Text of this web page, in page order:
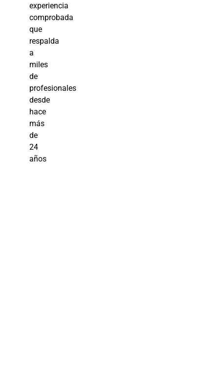
experiencia
comprobada
que
respalda
a
miles
de
profesionales
desde
hace
más
de
24
años